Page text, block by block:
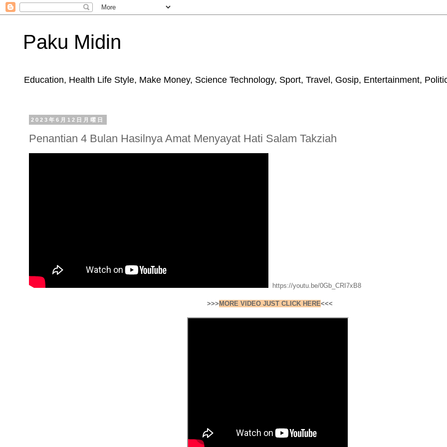
Paku Midin
Education, Health Life Style, Make Money, Science Technology, Sport, Travel, Gosip, Entertainment,
2023年6月12日月曜日
Penantian 4 Bulan Hasilnya Amat Menyayat Hati Salam Takziah
https://youtu.be/0Gb_CRI7xB8
>>>MORE VIDEO JUST CLICK HERE<<<